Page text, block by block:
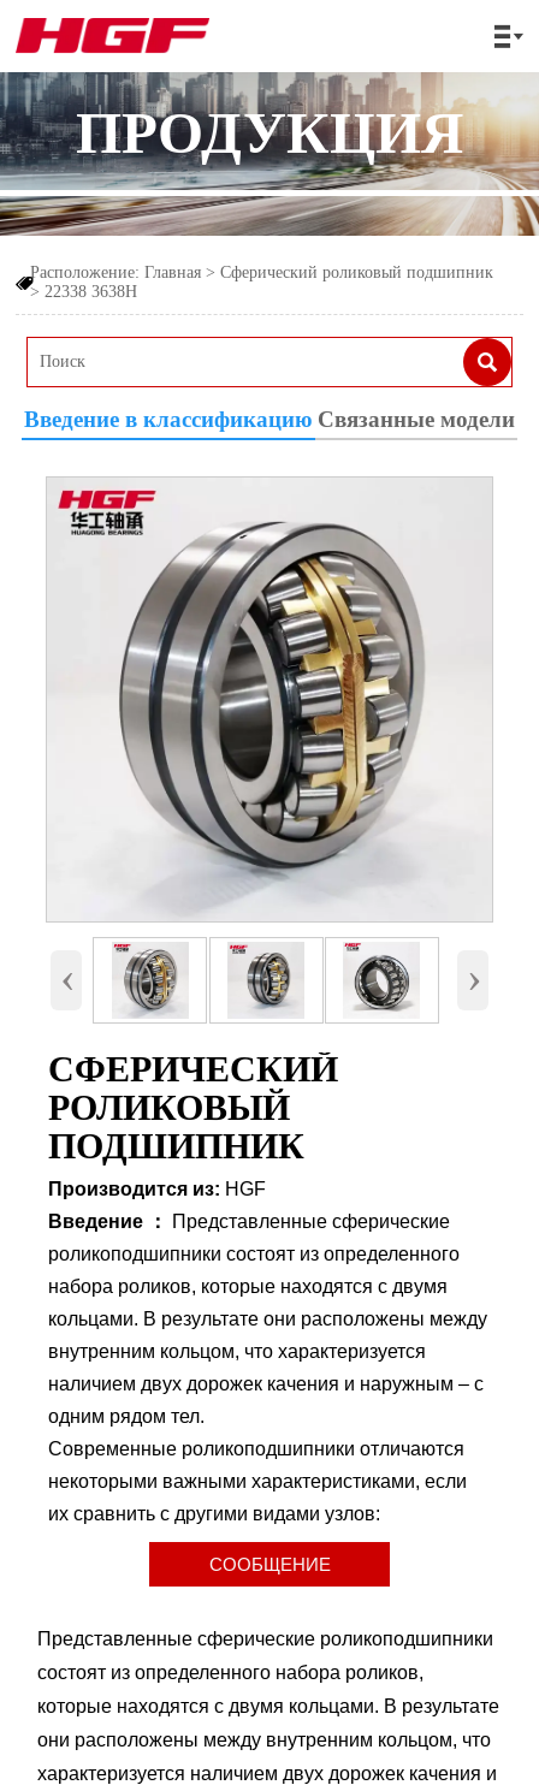

ПРОДУКЦИЯ

Расположение:Главная >Сферический роликовый подшипник
>22338 3638Н

Введение в классификацию Связанные модели
‹ ›
СФЕРИЧЕСКИЙ
РОЛИКОВЫЙ
ПОДШИПНИК
Производится из: HGF
Введение ：
Представленные сферические
роликоподшипники состоят из определенного
набора роликов, которые находятся с двумя
кольцами. В результате они расположены между
внутренним кольцом, что характеризуется
наличием двух дорожек качения и наружным – с
одним рядом тел.
Современные роликоподшипники отличаются
некоторыми важными характеристиками, если
их сравнить с другими видами узлов:
СООБЩЕНИЕ
Представленные сферические роликоподшипники
состоят из определенного набора роликов,
которые находятся с двумя кольцами. В результате
они расположены между внутренним кольцом, что
характеризуется наличием двух дорожек качения и
22338 с сепаратором(MB,CA,CC
и E)
Внутренний
диаметр (d)
190 мм
Наружный
400 мм.
132 мм.
84,2 Кг